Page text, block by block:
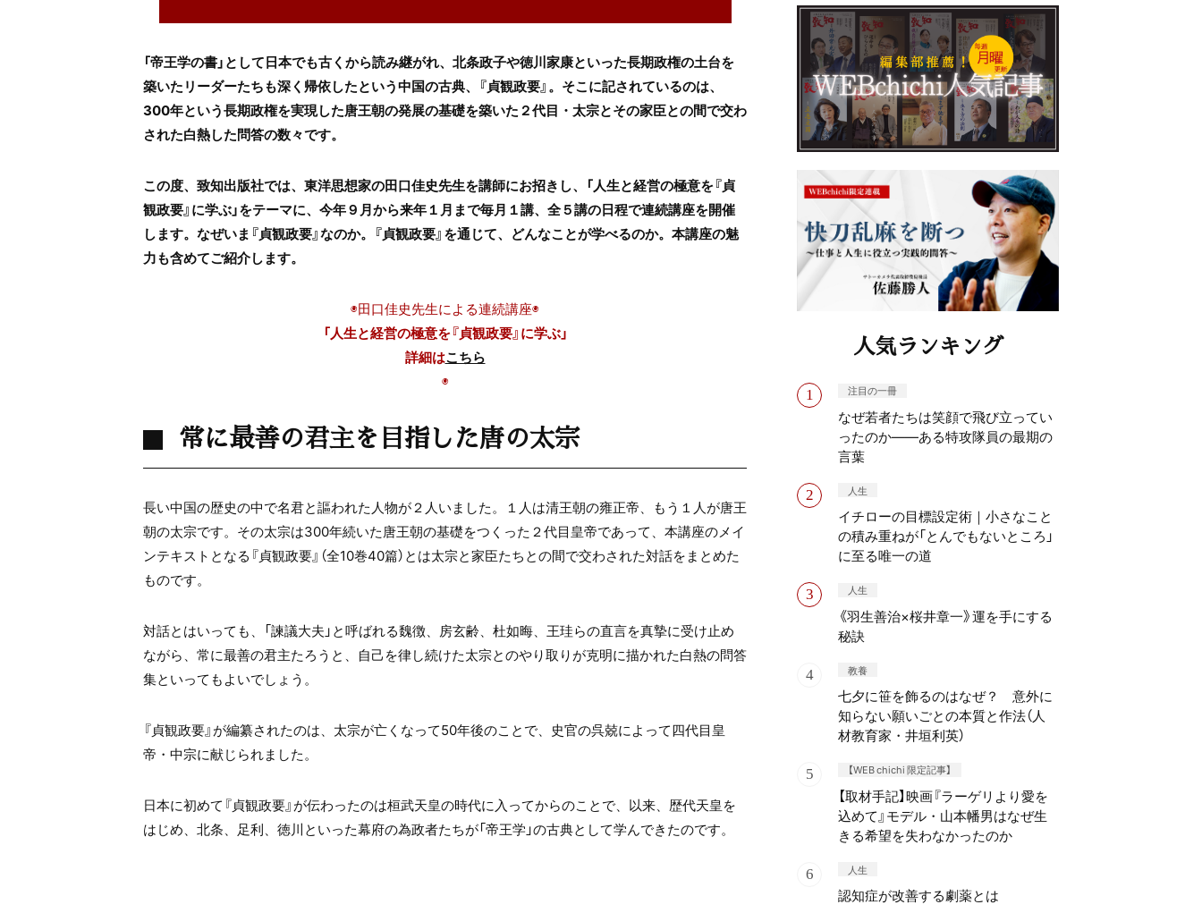
「帝王学の書」として日本でも古くから読み継がれ、北条政子や徳川家康といった長期政権の土台を
築いたリーダーたちも深く帰依したという中国の古典、『貞観政要』。そこに記されているのは、
300年という長期政権を実現した唐王朝の発展の基礎を築いた２代目・太宗とその家臣との間で交わ
された白熱した問答の数々です。
この度、致知出版社では、東洋思想家の田口佳史先生を講師にお招きし、「人生と経営の極意を『貞
観政要』に学ぶ」をテーマに、今年９月から来年１月まで毎月１講、全５講の日程で連続講座を開催
します。なぜいま『貞観政要』なのか。『貞観政要』を通じて、どんなことが学べるのか。本講座の魅
力も含めてご紹介します。
◉田口佳史先生による連続講座◉
「人生と経営の極意を『貞観政要』に学ぶ」
詳細はこちら
◉
常に最善の君主を目指した唐の太宗
長い中国の歴史の中で名君と謳われた人物が２人いました。１人は清王朝の雍正帝、もう１人が唐王
朝の太宗です。その太宗は300年続いた唐王朝の基礎をつくった２代目皇帝であって、本講座のメイ
ンテキストとなる『貞観政要』（全10巻40篇）とは太宗と家臣たちとの間で交わされた対話をまとめた
ものです。
対話とはいっても、「諫議大夫」と呼ばれる魏徴、房玄齢、杜如晦、王珪らの直言を真摯に受け止め
ながら、常に最善の君主たろうと、自己を律し続けた太宗とのやり取りが克明に描かれた白熱の問答
集といってもよいでしょう。
『貞観政要』が編纂されたのは、太宗が亡くなって50年後のことで、史官の呉兢によって四代目皇
帝・中宗に献じられました。
日本に初めて『貞観政要』が伝わったのは桓武天皇の時代に入ってからのことで、以来、歴代天皇を
はじめ、北条、足利、徳川といった幕府の為政者たちが「帝王学」の古典として学んできたのです。
人気ランキング
注目の一冊
なぜ若者たちは笑顔で飛び立ってい
ったのか——ある特攻隊員の最期の
言葉
人生
イチローの目標設定術｜小さなこと
の積み重ねが「とんでもないところ」
に至る唯一の道
人生
《羽生善治×桜井章一》運を手にする
秘訣
教養
七夕に笹を飾るのはなぜ？ 意外に
知らない願いごとの本質と作法（人
材教育家・井垣利英）
【WEB chichi 限定記事】
【取材手記】映画『ラーゲリより愛を
込めて』モデル・山本幡男はなぜ生
きる希望を失わなかったのか
人生
認知症が改善する劇薬とは